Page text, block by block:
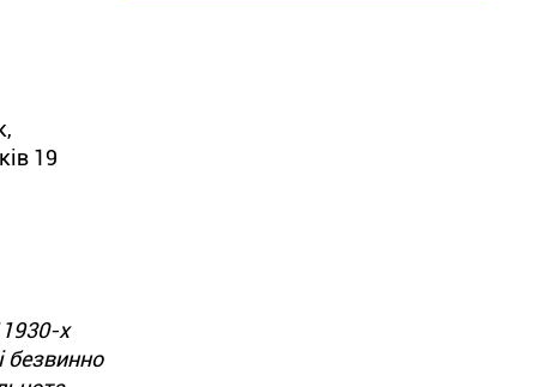
19
х
безвинно